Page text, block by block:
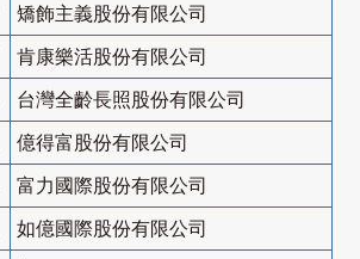
矯飾主義股份有限公司
肯康樂活股份有限公司
台灣全齡長照股份有限公司
億得富股份有限公司
富力國際股份有限公司
如億國際股份有限公司